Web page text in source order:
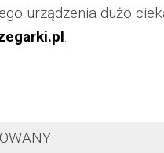
urządzenia dużo
.